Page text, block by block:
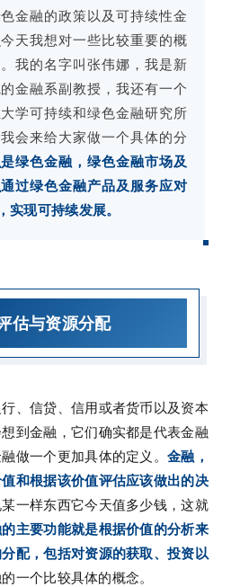
金融的政策以及可持续性金
天我想对一些比较重要的概
我的名字叫张伟娜，我是新
金融系副教授，我还有一个
学可持续和绿色金融研究所
会来给大家做一个具体的分
绿色金融，绿色金融市场及
过绿色金融产品及服务应对
现可持续发展。
估与资源分配
、信贷、信用或者货币以及资本
到金融，它们确实都是代表金融
做一个更加具体的定义。金融，
和根据该价值评估应该做出的决
一样东西它今天值多少钱，这就
主要功能就是根据价值的分析来
配，包括对资源的获取、投资以
一个比较具体的概念。